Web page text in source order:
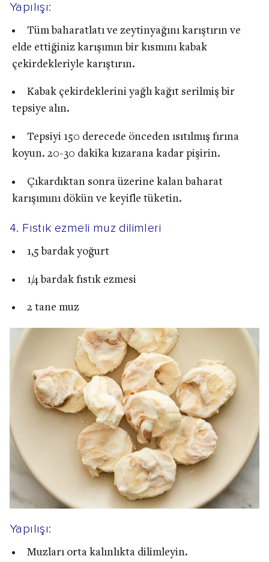
Yapılışı:
Tüm baharatlatı ve zeytinyağını karıştırın ve
elde ettiğiniz karışımın bir kısmını kabak
çekirdekleriyle karıştırın.
Kabak çekirdeklerini yağlı kağıt serilmiş bir
tepsiye alın.
Tepsiyi 150 derecede önceden ısıtılmış fırına
koyun. 20-30 dakika kızarana kadar pişirin.
Çıkardıktan sonra üzerine kalan baharat
karışımını dökün ve keyifle tüketin.
4. Fıstık ezmeli muz dilimleri
1,5 bardak yoğurt
1/4 bardak fıstık ezmesi
2 tane muz
Yapılışı:
Muzları orta kalınlıkta dilimleyin.